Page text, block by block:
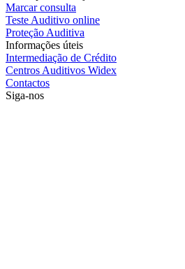
Marcar consulta
Teste Auditivo online
Proteção Auditiva
Informações úteis
Intermediação de Crédito
Centros Auditivos Widex
Contactos
Siga-nos